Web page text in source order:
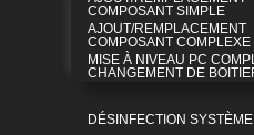
COMPOSANT SIMPLE
AJOUT/REMPLACEMENT
COMPOSANT COMPLEXE
MISE À NIVEAU PC
CHANGEMENT DE
DÉSINFECTION SYSTÈME